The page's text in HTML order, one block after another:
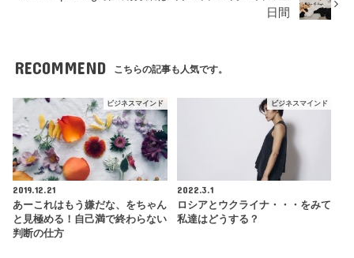
日間
RECOMMEND こちらの記事も人気です。
ビジネスマインド
2019.12.21
あーこれはもう嫌だな、をちゃん
と見極める！自己満で終わらない
判断の仕方
ビジネスマインド
2022.3.1
ロシアとウクライナ・・・をみて
私達はどうする？